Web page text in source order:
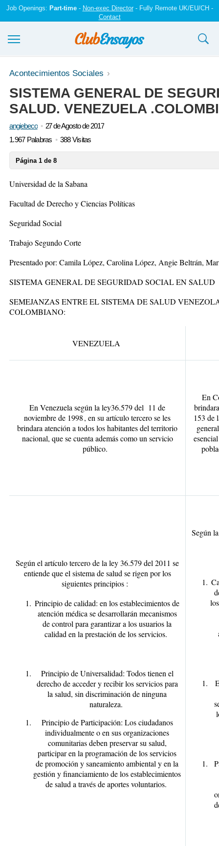
Job Openings: Part-time- Non-exec Director- Fully Remote UK/EU/CH -
Contact
Ensayos y trabajos
Registrarse
Iniciar sesión
Acontecimientos Sociales
SISTEMA GENERAL DE
SALUD. VENEZUELA
angiebeco
27 de Agosto de 2017
1.967 Palabras
388 Visitas
Página 1 de 8
Universidad de la Sabana
Facultad de Derecho y Ciencias Políticas
Seguridad Social
Trabajo Segundo Corte
Presentado por: Camila López, Carolina López, Angie Beltrán,
SISTEMA GENERAL DE SEGURIDAD SOCIAL EN SALUD
SEMEJANZAS ENTRE EL SISTEMA DE SALUD
COLOMBIANO:
VENEZUELA
En Venezuela según la ley36.579 del 11 de
noviembre de 1998 , en su artículo tercero se les
brindara atención a todos los habitantes del territorio
nacional, que se cuenta además como un servicio
público.
En
153 de
Según el artículo tercero de la ley 36.579 del 2011 se
entiende que el sistema de salud se rigen por los
siguientes principios :
Principio de calidad: en los establecimientos de
atención médica se desarrollarán mecanismos
de control para garantizar a los usuarios la
calidad en la prestación de los servicios.
Principio de Universalidad: Todos tienen el
derecho de acceder y recibir los servicios para
la salud, sin discriminación de ninguna
naturaleza.
Principio de Participación: Los ciudadanos
individualmente o en sus organizaciones
comunitarias deben preservar su salud,
participar en la programación de los servicios
de promoción y saneamiento ambiental y en la
gestión y financiamiento de los establecimientos
de salud a través de aportes voluntarios.
Según